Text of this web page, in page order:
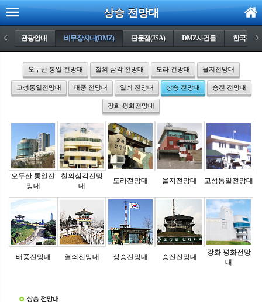
상승 전망대
< 관광안내 비무장지대(DMZ) 판문점(JSA) DMZ사건들 한국전쟁>
오두산 통일 전망대 철의 삼각 전망대 도라 전망대 을지전망대
고성통일전망대 태풍 전망대 열쇠 전망대 상승 전망대 승전 전망대
강화 평화전망대
오두산 통일전
망대
철의삼각전망
대
도라전망대 을지전망대 고성통일전망대
태풍전망대 열쇠전망대 상승전망대 승전전망대
강화 평화전망
대